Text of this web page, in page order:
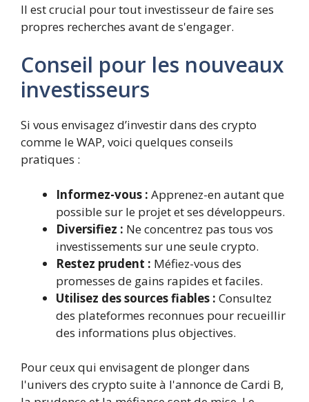
Il est crucial pour tout investisseur de faire ses
propres recherches avant de s'engager.
Conseil pour les nouveaux
investisseurs
Si vous envisagez d’investir dans des crypto
comme le WAP, voici quelques conseils
pratiques :
Informez-vous : Apprenez-en autant que
possible sur le projet et ses développeurs.
Diversifiez : Ne concentrez pas tous vos
investissements sur une seule crypto.
Restez prudent : Méfiez-vous des
promesses de gains rapides et faciles.
Utilisez des sources fiables : Consultez
des plateformes reconnues pour recueillir
des informations plus objectives.
Pour ceux qui envisagent de plonger dans
l'univers des crypto suite à l'annonce de Cardi B,